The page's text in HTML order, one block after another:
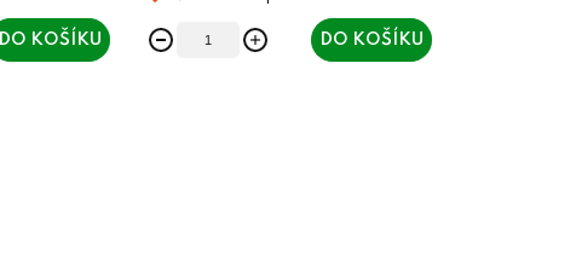
DO KOŠÍKU DO KOŠÍKU